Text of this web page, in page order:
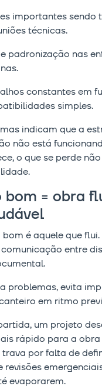
importantes sendo
técnicas.
padronização nas
constantes em
simples.
indicam que a
não está
o que se perde
bom = obra
é aquele que
entre
problemas, evita
em ritmo
um projeto
rápido para a
por falta de
revisões
evaporarem.